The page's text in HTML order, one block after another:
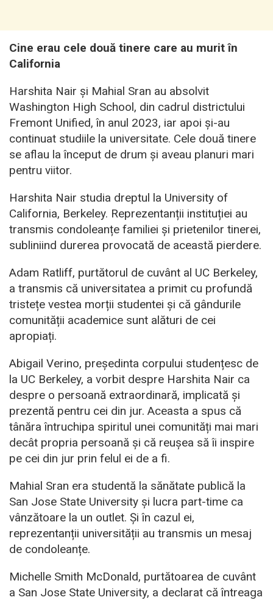
Cine erau cele două tinere care au murit în
California
Harshita Nair și Mahial Sran au absolvit
Washington High School, din cadrul districtului
Fremont Unified, în anul 2023, iar apoi și-au
continuat studiile la universitate. Cele două tinere
se aflau la început de drum și aveau planuri mari
pentru viitor.
Harshita Nair studia dreptul la University of
California, Berkeley. Reprezentanții instituției au
transmis condoleanțe familiei și prietenilor tinerei,
subliniind durerea provocată de această pierdere.
Adam Ratliff, purtătorul de cuvânt al UC Berkeley,
a transmis că universitatea a primit cu profundă
tristețe vestea morții studentei și că gândurile
comunității academice sunt alături de cei
apropiați.
Abigail Verino, președinta corpului studențesc de
la UC Berkeley, a vorbit despre Harshita Nair ca
despre o persoană extraordinară, implicată și
prezentă pentru cei din jur. Aceasta a spus că
tânăra întruchipa spiritul unei comunități mai mari
decât propria persoană și că reușea să îi inspire
pe cei din jur prin felul ei de a fi.
Mahial Sran era studentă la sănătate publică la
San Jose State University și lucra part-time ca
vânzătoare la un outlet. Și în cazul ei,
reprezentanții universității au transmis un mesaj
de condoleanțe.
Michelle Smith McDonald, purtătoarea de cuvânt
a San Jose State University, a declarat că întreaga